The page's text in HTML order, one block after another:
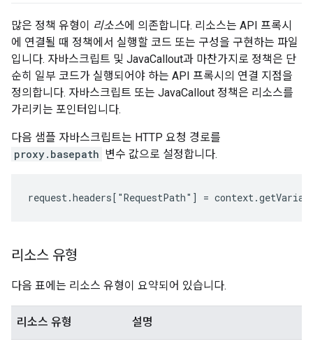
많은 정책 유형이 리소스에 의존합니다. 리소스는 API 프록시
에 연결될 때 정책에서 실행할 코드 또는 구성을 구현하는 파일
입니다. 자바스크립트 및 JavaCallout과 마찬가지로 정책은 단
순히 일부 코드가 실행되어야 하는 API 프록시의 연결 지점을
정의합니다. 자바스크립트 또는 JavaCallout 정책은 리소스를
가리키는 포인터입니다.
다음 샘플 자바스크립트는 HTTP 요청 경로를
proxy.basepath 변수 값으로 설정합니다.
request.headers["RequestPath"] =
리소스 유형
다음 표에는 리소스 유형이 요약되어 있습니다.
리소스 유형 설명